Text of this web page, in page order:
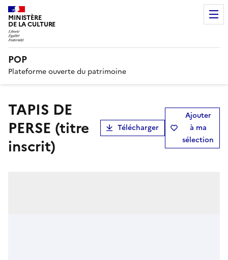
MINISTÈRE
DE LA CULTURE
POP
Plateforme ouverte du patrimoine
TAPIS DE
PERSE (titre
inscrit)
Télécharger
Ajouter
à ma
sélection